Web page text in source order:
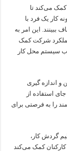
می‌کند تا
کار یک فرد با
این امر به
شرکت کمک
سیستم محل کار
و اندازه گیری
استفاده از
را به فرصتی برای
گردش کار،
کمک می‌کند